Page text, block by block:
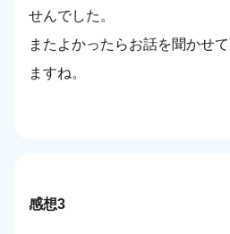
せんでした。
またよかったらお話を聞かせ
ますね。
感想3